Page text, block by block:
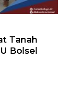
Tanah
Bolsel